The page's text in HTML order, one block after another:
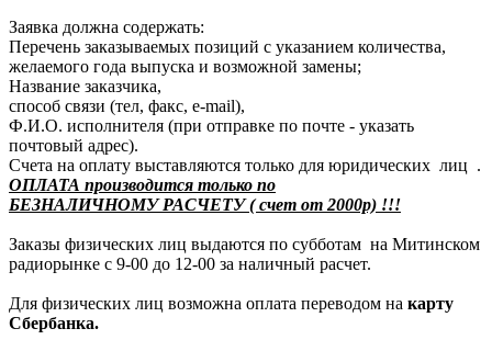
Заявка должна содержать:
Перечень заказываемых позиций с указанием количества,
желаемого года выпуска и возможной замены;
Название заказчика,
способ связи (тел, факс, e-mail),
Ф.И.О. исполнителя (при отправке по почте - указать
почтовый адрес).
Счета на оплату выставляются только для юридических лиц .
ОПЛАТА производится только по
БЕЗНАЛИЧНОМУ РАСЧЕТУ ( счет от 2000р) !!!
Заказы физических лиц выдаются по субботам на Митинском
радиорынке с 9-00 до 12-00 за наличный расчет.
Для физических лиц возможна оплата переводом на карту
Сбербанка.